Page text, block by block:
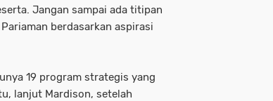
Jangan sampai ada titipan
berdasarkan aspirasi
19 program strategis yang
lanjut Mardison, setelah